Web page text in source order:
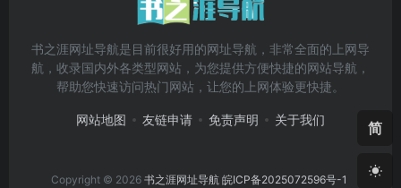
书之涯网址导航是目前很好用的网址导航，非常全面的上网导
航，收录国内外各类型网站，为您提供方便快捷的网站导航，
帮助您快速访问热门网站，让您的上网体验更快捷。
网站地图 友链申请 免责声明 关于我们
Copyright © 2026 书之涯网址导航 皖ICP备2025072596号-1
简